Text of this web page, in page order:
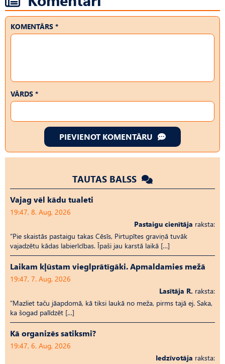
KOMENTĀRS *
VĀRDS *
PIEVIENOT KOMENTĀRU
TAUTAS BALSS
Vajag vēl kādu tualeti
19:47, 8. Aug, 2026
Pastaigu cienītāja raksta:
“Pie skaistās pastaigu takas Cēsīs, Pirtupītes graviņā tuvāk
vajadzētu kādas labierīcības. Īpaši jau karstā laikā […]
Laikam kļūstam vieglprātīgāki. Apmaldamies mežā
19:47, 7. Aug, 2026
Lasītāja R. raksta:
“Mazliet taču jāapdomā, kā tiksi laukā no meža, pirms tajā ej. Saka,
ka šogad palīdzēt […]
Kā organizēs satiksmi?
19:47, 6. Aug, 2026
Iedzīvotāja raksta: